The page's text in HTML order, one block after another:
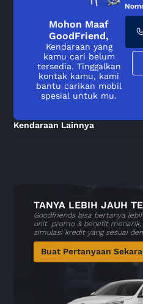
Mohon Maaf
GoodFriend,
Kendaraan yang
kamu cari belum
tersedia. Tinggalkan
kontak kamu, kami
bantu carikan mobil
spesial untuk mu.
Kendaraan Lainnya
TANYA LEBIH JAUH
Goodfriends bisa bertanya
unit, promo & benefit
simulasi kredit yang sesuai
Buat Pertanyaan